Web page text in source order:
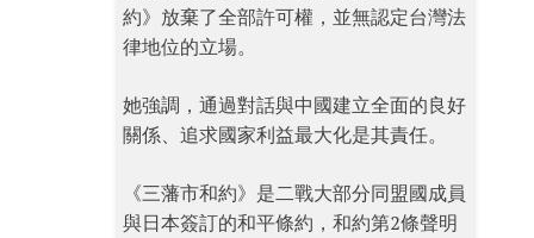
約》放棄了全部許可權，並無認定台灣法
律地位的立場。
她強調，通過對話與中國建立全面的良好
關係、追求國家利益最大化是其責任。
《三藩市和約》是二戰大部分同盟國成員
與日本簽訂的和平條約，和約第2條聲明